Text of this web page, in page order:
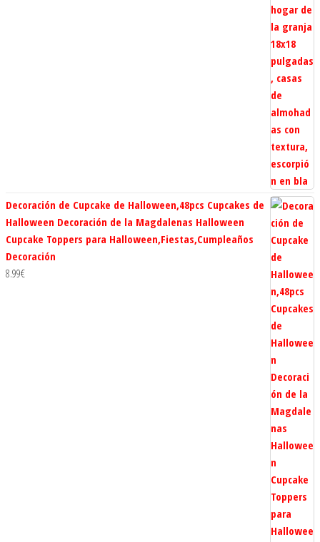
Decoración de Cupcake de Halloween,48pcs Cupcakes de
Halloween Decoración de la Magdalenas Halloween
Cupcake Toppers para Halloween,Fiestas,Cumpleaños
Decoración
8.99€